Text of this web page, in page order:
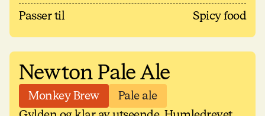
Passer til
Spicy food
Newton Pale Ale
Monkey Brew
Pale ale